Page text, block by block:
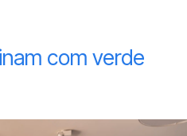
com verde